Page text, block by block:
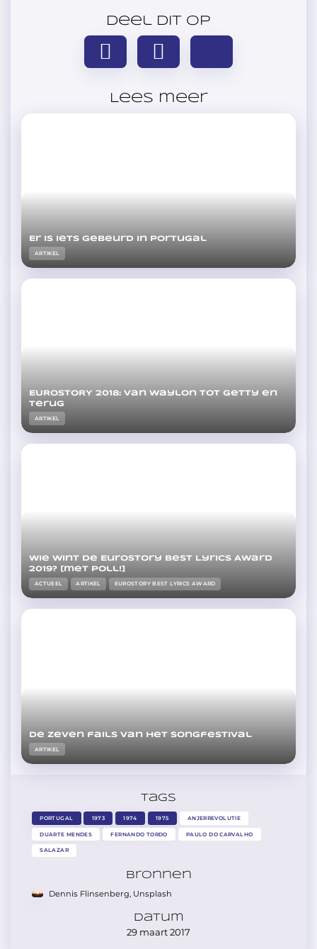
Deel dit op
Lees meer
Er is iets gebeurd in Portugal
ARTIKEL
EUROSTORY 2018: Van Waylon tot Getty en
terug
ARTIKEL
Wie wint de Eurostory Best Lyrics Award
2019? [met poll!]
ACTUEEL ARTIKEL EUROSTORY BEST LYRICS AWARD
De zeven fails van het Songfestival
ARTIKEL
Tags
PORTUGAL 1973 1974 1975 ANJERREVOLUTIE
DUARTE MENDES FERNANDO TORDO PAULO DO CARVALHO
SALAZAR
Bronnen
Dennis Flinsenberg, Unsplash
Datum
29 maart 2017